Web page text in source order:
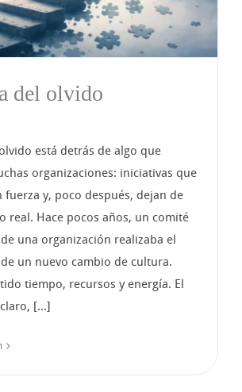
del olvido
está detrás de algo que
organizaciones: iniciativas que
fuerza y, poco después, dejan de
real. Hace pocos años, un comité
una organización realizaba el
un nuevo cambio de cultura.
tiempo, recursos y energía. El
[...]